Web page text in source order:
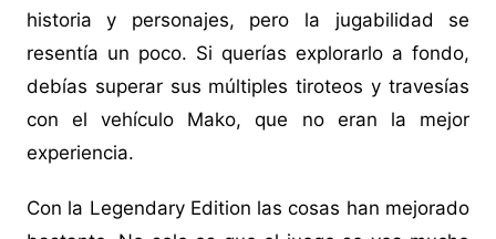
historia y personajes, pero la jugabilidad se
resentía un poco. Si querías explorarlo a fondo,
debías superar sus múltiples tiroteos y travesías
con el vehículo Mako, que no eran la mejor
experiencia.
Con la Legendary Edition las cosas han mejorado